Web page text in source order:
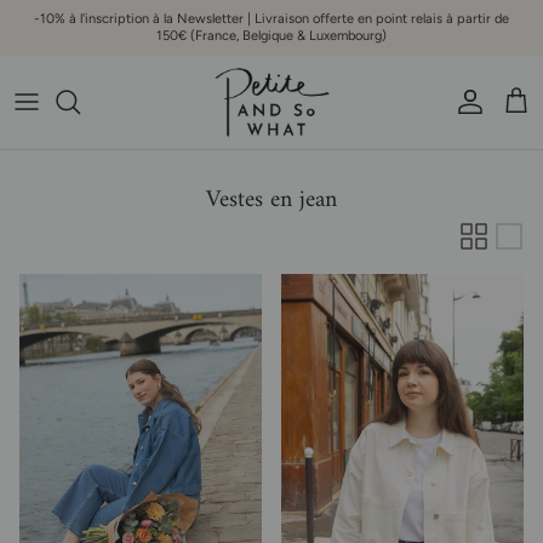
Aller au contenu
-10% à l'inscription à la Newsletter | Livraison offerte en point relais à partir de
150€ (France, Belgique & Luxembourg)
Compte
Vestes en jean